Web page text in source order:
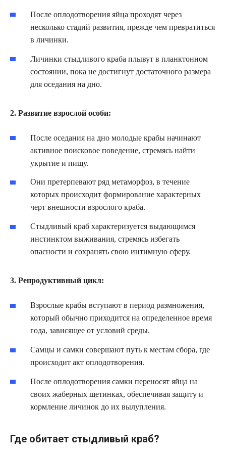
После оплодотворения яйца проходят через
несколько стадий развития, прежде чем превратиться
в личинки.
Личинки стыдливого краба плывут в планктонном
состоянии, пока не достигнут достаточного размера
для оседания на дно.
2. Развитие взрослой особи:
После оседания на дно молодые крабы начинают
активное поисковое поведение, стремясь найти
укрытие и пищу.
Они претерпевают ряд метаморфоз, в течение
которых происходит формирование характерных
черт внешности взрослого краба.
Стыдливый краб характеризуется выдающимся
инстинктом выживания, стремясь избегать
опасности и сохранять свою интимную сферу.
3. Репродуктивный цикл:
Взрослые крабы вступают в период размножения,
который обычно приходится на определенное время
года, зависящее от условий среды.
Самцы и самки совершают путь к местам сбора, где
происходит акт оплодотворения.
После оплодотворения самки переносят яйца на
своих жаберных щетинках, обеспечивая защиту и
кормление личинок до их вылупления.
Где обитает стыдливый краб?